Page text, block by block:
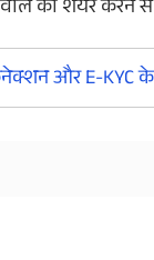
वाले को शेयर करने
और E-KYC